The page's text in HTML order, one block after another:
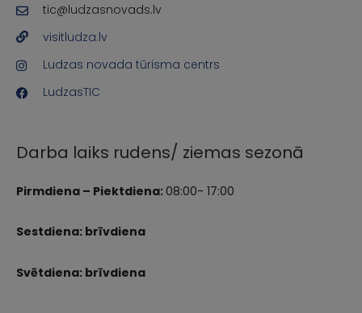
tic@ludzasnovads.lv
visitludza.lv
Ludzas novada tūrisma centrs
LudzasTIC
Darba laiks rudens/ ziemas sezonā
Pirmdiena – Piektdiena:08:00- 17:00
Sestdiena: brīvdiena
Svētdiena: brīvdiena